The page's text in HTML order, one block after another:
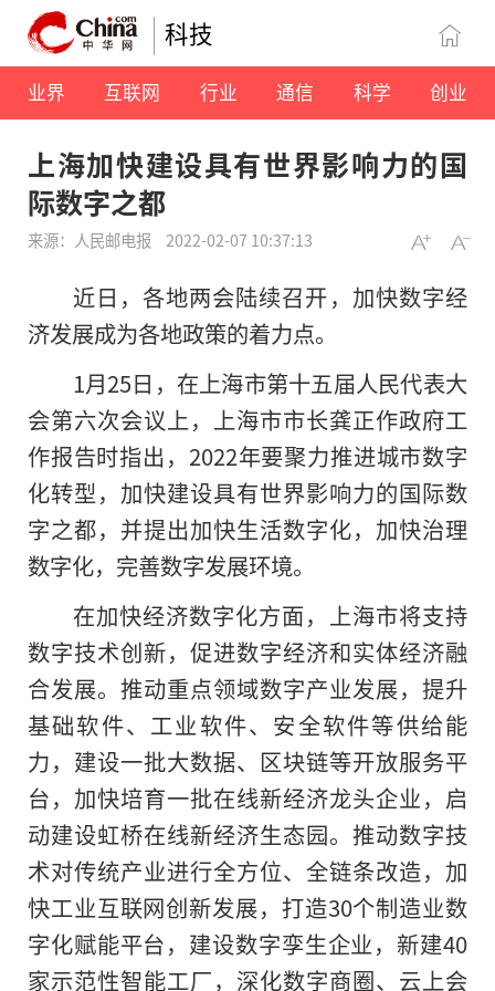
科技
业界 互联网 行业 通信 科学 创业
上海加快建设具有世界影响力的国
际数字之都
来源：人民邮电报 2022-02-07 10:37:13
近日，各地两会陆续召开，加快数字经
济发展成为各地政策的着力点。
1月25日，在上海市第十五届人民代表大
会第六次会议上，上海市市长龚正作政府工
作报告时指出，2022年要聚力推进城市数字
化转型，加快建设具有世界影响力的国际数
字之都，并提出加快生活数字化，加快治理
数字化，完善数字发展环境。
在加快经济数字化方面，上海市将支持
数字技术创新，促进数字经济和实体经济融
合发展。推动重点领域数字产业发展，提升
基础软件、工业软件、安全软件等供给能
力，建设一批大数据、区块链等开放服务平
台，加快培育一批在线新经济龙头企业，启
动建设虹桥在线新经济生态园。推动数字技
术对传统产业进行全方位、全链条改造，加
快工业互联网创新发展，打造30个制造业数
字化赋能平台，建设数字孪生企业，新建40
家示范性智能工厂，深化数字商圈、云上会